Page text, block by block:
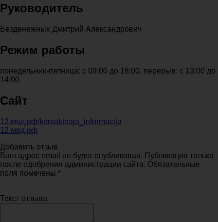
Руководитель
Безденежных Дмитрий Александрович
Режим работы
понедельник-пятница: с 09:00 до 18:00, перерыв: с 13:00 до
14:00
Сайт
12.мвд.рф/kontaktnaja_informacija
12.мвд.рф
Добавить отзыв
Ваш адрес email не будет опубликован. Публикация только
после одобрения администрации сайта. Обязательные
поля помечены *
Текст отзыва